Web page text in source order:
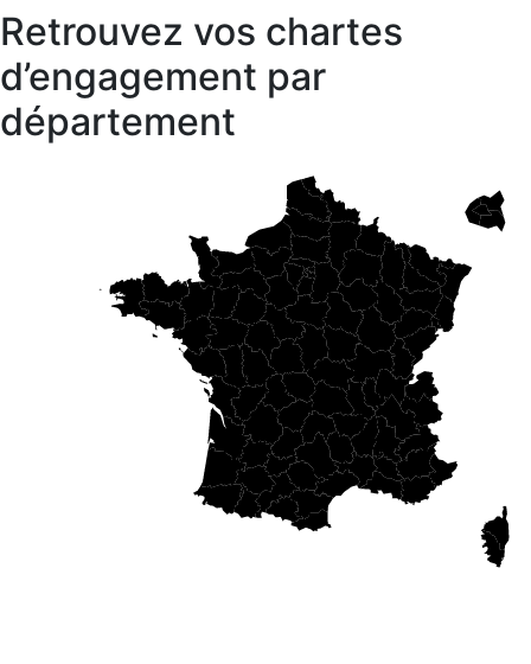
Retrouvez vos chartes
d’engagement par
département